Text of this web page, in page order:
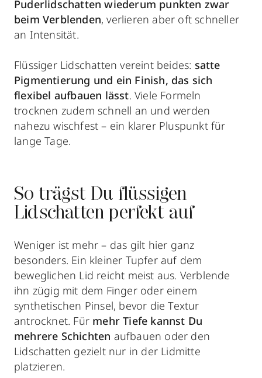
Puderlidschatten wiederum punkten zwar
beim Verblenden, verlieren aber oft schneller
an Intensität.
Flüssiger Lidschatten vereint beides: satte
Pigmentierung und ein Finish, das sich
flexibel aufbauen lässt. Viele Formeln
trocknen zudem schnell an und werden
nahezu wischfest – ein klarer Pluspunkt für
lange Tage.
So trägst Du flüssigen
Lidschatten perfekt auf
Weniger ist mehr – das gilt hier ganz
besonders. Ein kleiner Tupfer auf dem
beweglichen Lid reicht meist aus. Verblende
ihn zügig mit dem Finger oder einem
synthetischen Pinsel, bevor die Textur
antrocknet. Für mehr Tiefe kannst Du
mehrere Schichten aufbauen oder den
Lidschatten gezielt nur in der Lidmitte
platzieren.